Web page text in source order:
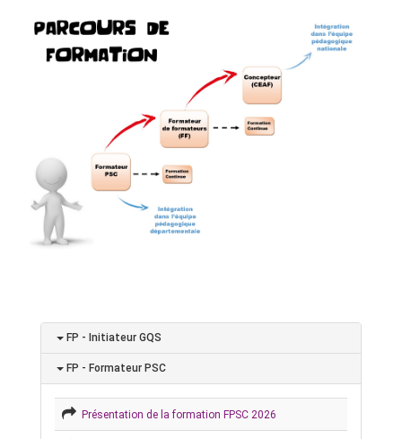
FP - Initiateur GQS
FP - Formateur PSC
Présentation de la formation FPSC 2026